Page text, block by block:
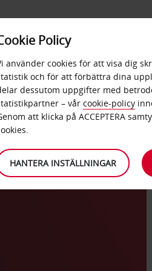
ERBJUDANDEN
Policy
använder cookies för att visa dig
och för att förbättra dina
dessutom uppgifter med
– vår cookie-policy
att klicka på ACCEPTERA
HANTERA INSTÄLLNINGAR